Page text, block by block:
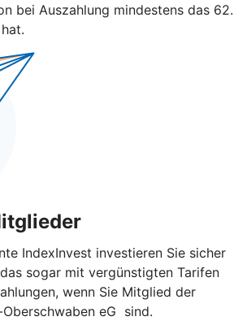
bei Auszahlung mindestens das 62.
IndexInvest investieren Sie sicher
sogar mit vergünstigten Tarifen
wenn Sie Mitglied der
eG sind.